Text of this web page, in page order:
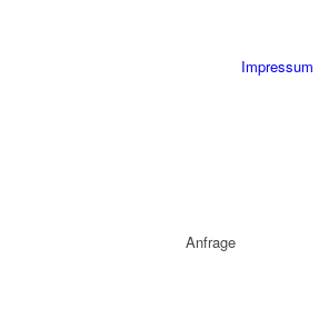
Impressum
Anfrage